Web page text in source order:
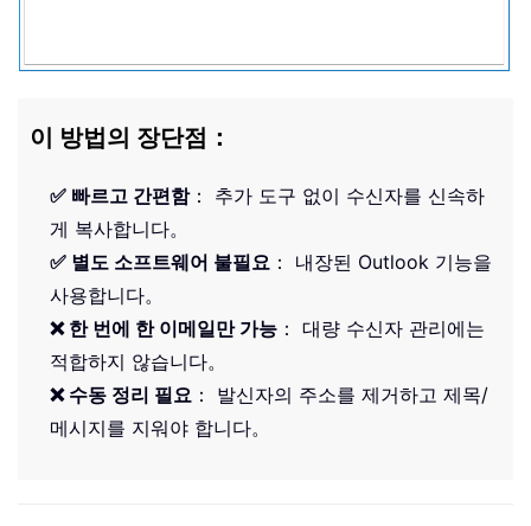
이 방법의 장단점：
✅ 빠르고 간편함： 추가 도구 없이 수신자를 신속하
게 복사합니다。
✅ 별도 소프트웨어 불필요 ： 내장된 Outlook 기능을
사용합니다。
❌ 한 번에 한 이메일만 가능 ： 대량 수신자 관리에는
적합하지 않습니다。
❌ 수동 정리 필요 ： 발신자의 주소를 제거하고 제목/
메시지를 지워야 합니다。